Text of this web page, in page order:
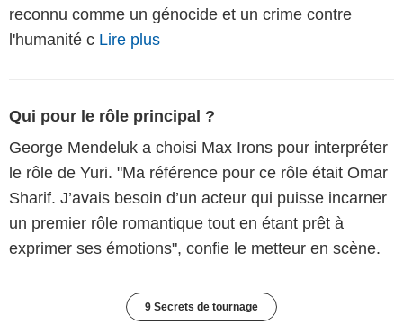
reconnu comme un génocide et un crime contre
l'humanité c Lire plus
Qui pour le rôle principal ?
George Mendeluk a choisi Max Irons pour interpréter
le rôle de Yuri. "Ma référence pour ce rôle était Omar
Sharif. J’avais besoin d’un acteur qui puisse incarner
un premier rôle romantique tout en étant prêt à
exprimer ses émotions", confie le metteur en scène.
9 Secrets de tournage